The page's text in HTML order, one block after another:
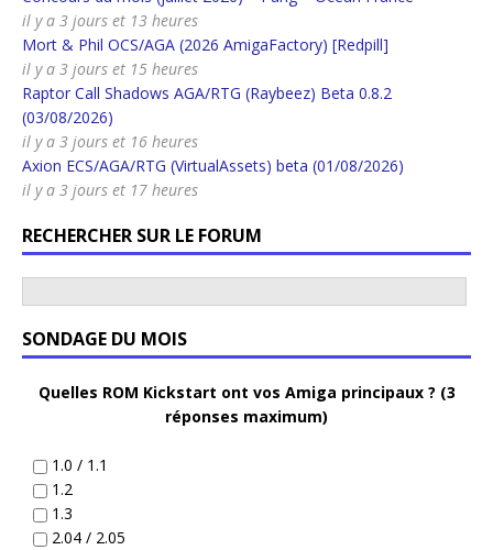
il y a 3 jours et 13 heures
Mort & Phil OCS/AGA (2026 AmigaFactory) [Redpill]
il y a 3 jours et 15 heures
Raptor Call Shadows AGA/RTG (Raybeez) Beta 0.8.2
(03/08/2026)
il y a 3 jours et 16 heures
Axion ECS/AGA/RTG (VirtualAssets) beta (01/08/2026)
il y a 3 jours et 17 heures
RECHERCHER SUR LE FORUM
SONDAGE DU MOIS
Quelles ROM Kickstart ont vos Amiga principaux ? (3
réponses maximum)
1.0 / 1.1
1.2
1.3
2.04 / 2.05